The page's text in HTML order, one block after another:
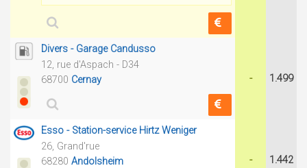
Divers - Garage Candusso
12, rue d'Aspach - D34
68700 Cernay - 1.499
Esso - Station-service Hirtz Weniger
26, Grand'rue
68280 Andolsheim - 1.442